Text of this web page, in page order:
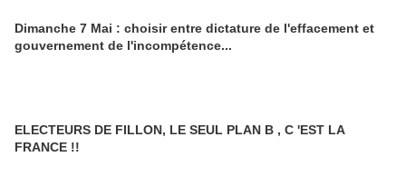
Dimanche 7 Mai : choisir entre dictature de l'effacement et
gouvernement de l'incompétence...
ELECTEURS DE FILLON, LE SEUL PLAN B , C 'EST LA
FRANCE !!